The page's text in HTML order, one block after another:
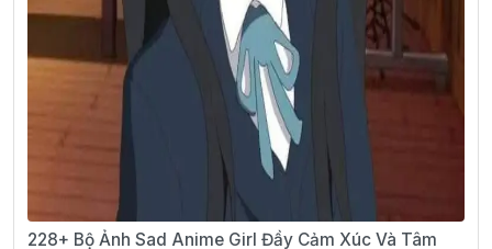
228+ Bộ Ảnh Sad Anime Girl Đầy Cảm Xúc Và Tâm